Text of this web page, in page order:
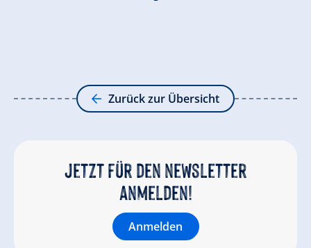
Zurück zur Übersicht
Jetzt für den newsletter
anmelden!
Anmelden